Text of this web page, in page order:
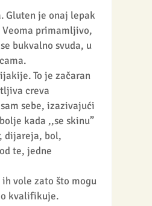
Gluten je onaj lepak
primamljivo,
bukvalno svuda, u
To je začaran
creva
sebe, izazivajući
kada ,,se skinu”
dijareja, bol,
te, jedne
vole zato što mogu
kvalifikuje.